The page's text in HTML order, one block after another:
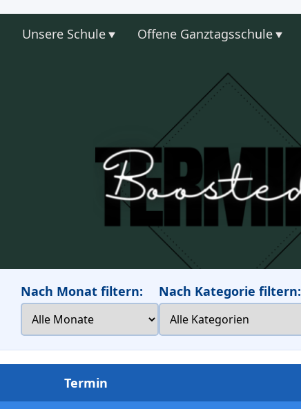
Unsere Schule Offene Ganztagsschule
Nach Monat filtern: Nach Kategorie filtern:
Termin